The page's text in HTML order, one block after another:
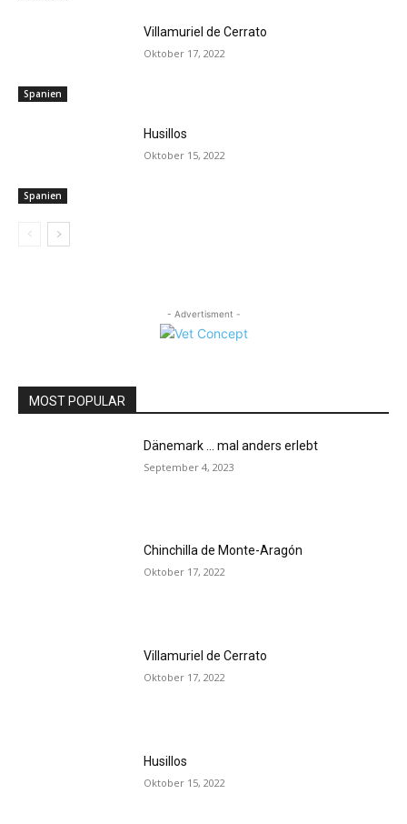
Spanien
Villamuriel de Cerrato
Oktober 17, 2022
Spanien
Husillos
Oktober 15, 2022
- Advertisment -
MOST POPULAR
Dänemark … mal anders erlebt
September 4, 2023
Chinchilla de Monte-Aragón
Oktober 17, 2022
Villamuriel de Cerrato
Oktober 17, 2022
Husillos
Oktober 15, 2022